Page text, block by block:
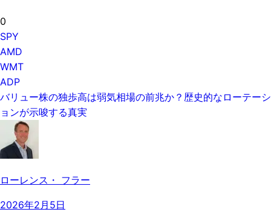
0
SPY
AMD
WMT
ADP
バリュー株の独歩高は弱気相場の前兆か？歴史的なローテーシ
ョンが示唆する真実
ローレンス・ フラー
2026年2月5日